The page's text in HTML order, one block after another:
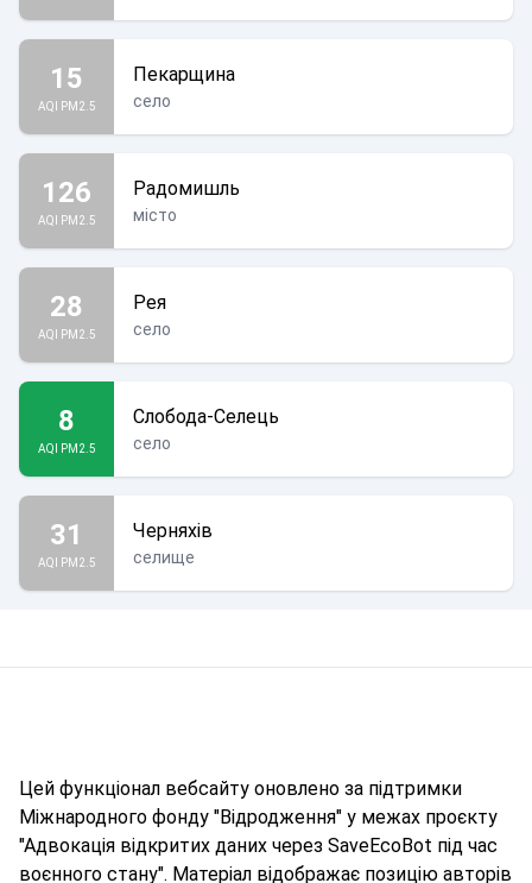
15
AQI PM2.5
Пекарщина
село
126
AQI PM2.5
Радомишль
місто
28
AQI PM2.5
Рея
село
8
AQI PM2.5
Слобода-Селець
село
31
AQI PM2.5
Черняхів
селище
Цей функціонал вебсайту оновлено за підтримки
Міжнародного фонду "Відродження" у межах проєкту
"Адвокація відкритих даних через SaveEcoBot під час
воєнного стану". Матеріал відображає позицію авторів